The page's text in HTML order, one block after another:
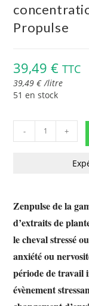
Propulse
39,49€ TTC
39,49€ /litre
51 en stock
- +
Zenpulse de la
d’extraits de
le cheval stressé
anxiété ou
période de travail
évènement